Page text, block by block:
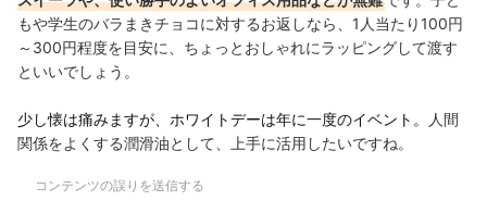
もや学生のバラまきチョコに対するお返しなら、1人当たり100円
～300円程度を目安に、ちょっとおしゃれにラッピングして渡す
といいでしょう。
少し懐は痛みますが、ホワイトデーは年に一度のイベント。
人間
関係をよくする潤滑油として、上手に活用したいですね。
コンテンツの誤りを送信する